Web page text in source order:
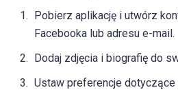
Pobierz aplikację i utwórz
Facebooka lub adresu e-mail.
Dodaj zdjęcia i biografię do
Ustaw preferencje dotyczące